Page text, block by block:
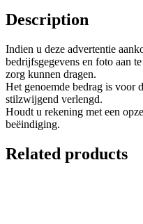
Description
Indien u deze advertentie
bedrijfsgegevens en foto aan
zorg kunnen dragen.
Het genoemde bedrag is voor
stilzwijgend verlengd.
Houdt u rekening met een
beëindiging.
Related products